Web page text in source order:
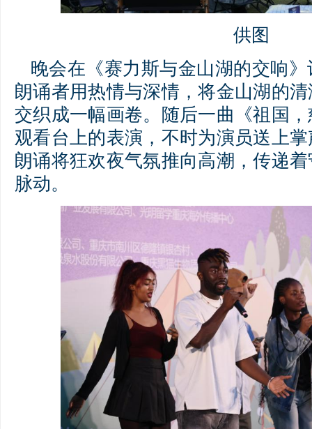
供图
晚会在《赛力斯与金山湖的交响
朗诵者用热情与深情，将金山湖的
交织成一幅画卷。随后一曲《祖国
观看台上的表演，不时为演员送上
朗诵将狂欢夜气氛推向高潮，传递
脉动。